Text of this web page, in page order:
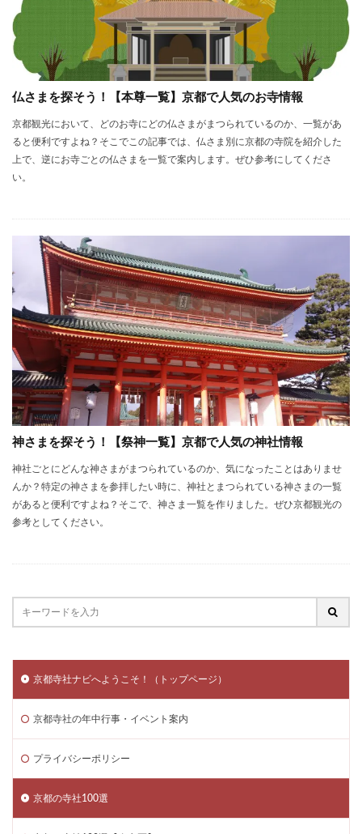
仏さまを探そう！【本尊一覧】京都で人気のお寺情報
京都観光において、どのお寺にどの仏さまがまつられているのか、一覧があ
ると便利ですよね？そこでこの記事では、仏さま別に京都の寺院を紹介した
上で、逆にお寺ごとの仏さまを一覧で案内します。ぜひ参考にしてくださ
い。
神さまを探そう！【祭神一覧】京都で人気の神社情報
神社ごとにどんな神さまがまつられているのか、気になったことはありませ
んか？特定の神さまを参拝したい時に、神社とまつられている神さまの一覧
があると便利ですよね？そこで、神さま一覧を作りました。ぜひ京都観光の
参考としてください。
京都寺社ナビへようこそ！（トップページ）
京都寺社の年中行事・イベント案内
プライバシーポリシー
京都の寺社100選